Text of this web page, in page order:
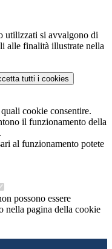
utilizzati si avvalgono di
alle finalità illustrate nella
tutti i cookies
cookie consentire.
il funzionamento della
al funzionamento potete
possono essere
nella pagina della cookie